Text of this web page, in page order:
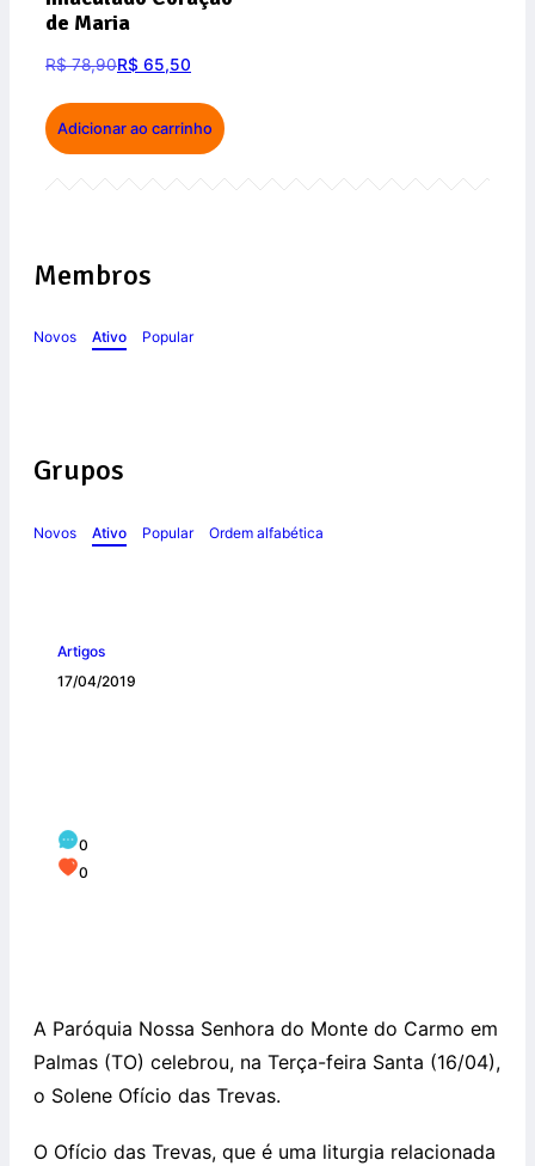
de Maria
R$78,90R$ 65,50
Adicionar ao carrinho
Membros
Novos Ativo Popular
Grupos
Novos Ativo Popular Ordem alfabética
Artigos
17/04/2019
0
0
A Paróquia Nossa Senhora do Monte do Carmo em
Palmas (TO) celebrou, na Terça-feira Santa (16/04),
o Solene Ofício das Trevas.
O Ofício das Trevas, que é uma liturgia relacionada